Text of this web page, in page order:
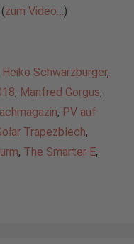
zum Video…)
Heiko Schwarzburger,
, Manfred Gorgus,
, PV auf
Trapezblech,
, The Smarter E,